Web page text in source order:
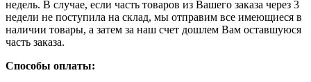
недель. В случае, если часть товаров из Вашего заказа через 3
недели не поступила на склад, мы отправим все имеющиеся в
наличии товары, а затем за наш счет дошлем Вам оставшуюся
часть заказа.
Способы оплаты: